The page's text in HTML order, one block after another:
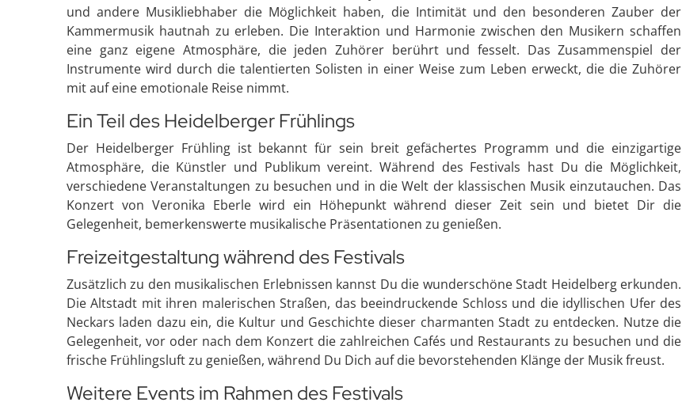
und andere Musikliebhaber die Möglichkeit haben, die Intimität und den besonderen Zauber der
Kammermusik hautnah zu erleben. Die Interaktion und Harmonie zwischen den Musikern schaffen
eine ganz eigene Atmosphäre, die jeden Zuhörer berührt und fesselt. Das Zusammenspiel der
Instrumente wird durch die talentierten Solisten in einer Weise zum Leben erweckt, die die Zuhörer
mit auf eine emotionale Reise nimmt.
Ein Teil des Heidelberger Frühlings
Der Heidelberger Frühling ist bekannt für sein breit gefächertes Programm und die einzigartige
Atmosphäre, die Künstler und Publikum vereint. Während des Festivals hast Du die Möglichkeit,
verschiedene Veranstaltungen zu besuchen und in die Welt der klassischen Musik einzutauchen. Das
Konzert von Veronika Eberle wird ein Höhepunkt während dieser Zeit sein und bietet Dir die
Gelegenheit, bemerkenswerte musikalische Präsentationen zu genießen.
Freizeitgestaltung während des Festivals
Zusätzlich zu den musikalischen Erlebnissen kannst Du die wunderschöne Stadt Heidelberg erkunden.
Die Altstadt mit ihren malerischen Straßen, das beeindruckende Schloss und die idyllischen Ufer des
Neckars laden dazu ein, die Kultur und Geschichte dieser charmanten Stadt zu entdecken. Nutze die
Gelegenheit, vor oder nach dem Konzert die zahlreichen Cafés und Restaurants zu besuchen und die
frische Frühlingsluft zu genießen, während Du Dich auf die bevorstehenden Klänge der Musik freust.
Weitere Events im Rahmen des Festivals